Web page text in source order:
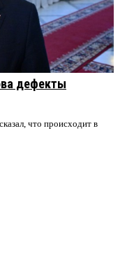
дефекты
что происходит в